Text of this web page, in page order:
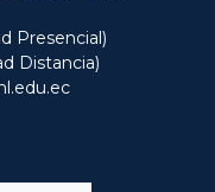
Presencial)
Distancia)